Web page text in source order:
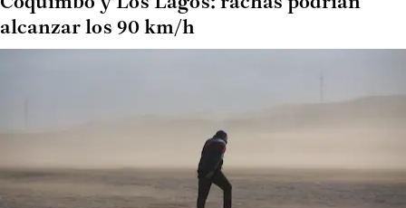
alcanzar los 90 km/h